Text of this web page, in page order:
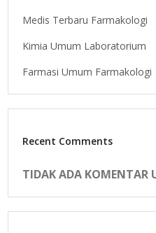
Medis Terbaru Farmakologi
Kimia Umum Laboratorium
Farmasi Umum Farmakologi
Recent Comments
TIDAK ADA